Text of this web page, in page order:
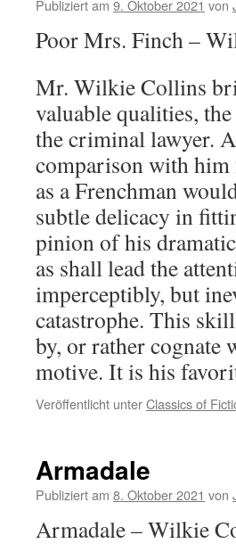
Publiziert am 9. Oktober 2021 von
Poor Mrs. Finch –
Mr. Wilkie Collins
valuable qualities,
the criminal lawyer.
comparison with
as a Frenchman
subtle delicacy in
pinion of his
as shall lead the
imperceptibly, but
catastrophe. This
by, or rather cognate
motive. It is his
Veröffentlicht unterClassics of
Armadale
Publiziert am 8. Oktober 2021 von
Armadale – Wilkie